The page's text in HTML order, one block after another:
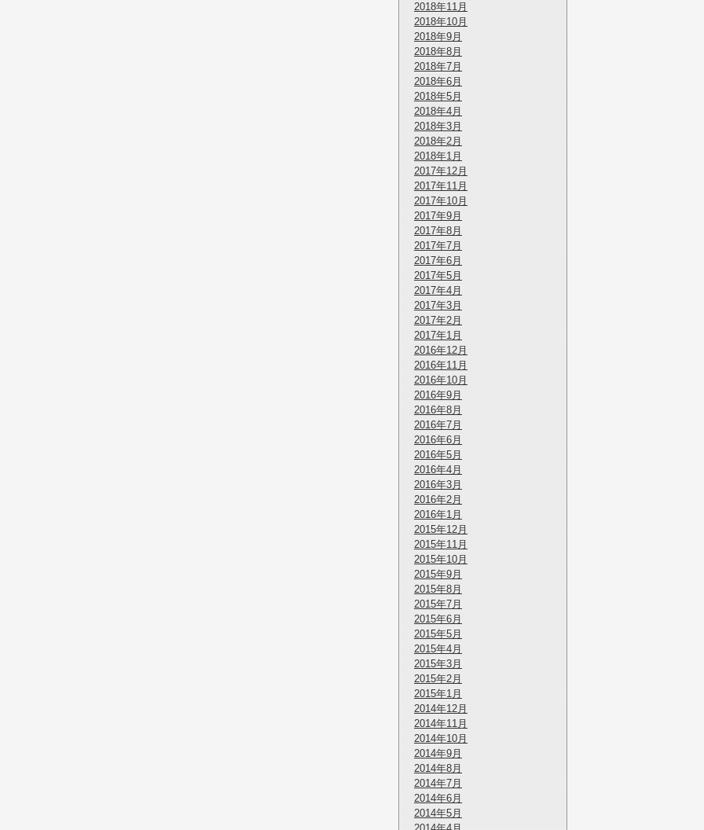
2018年11月
2018年10月
2018年9月
2018年8月
2018年7月
2018年6月
2018年5月
2018年4月
2018年3月
2018年2月
2018年1月
2017年12月
2017年11月
2017年10月
2017年9月
2017年8月
2017年7月
2017年6月
2017年5月
2017年4月
2017年3月
2017年2月
2017年1月
2016年12月
2016年11月
2016年10月
2016年9月
2016年8月
2016年7月
2016年6月
2016年5月
2016年4月
2016年3月
2016年2月
2016年1月
2015年12月
2015年11月
2015年10月
2015年9月
2015年8月
2015年7月
2015年6月
2015年5月
2015年4月
2015年3月
2015年2月
2015年1月
2014年12月
2014年11月
2014年10月
2014年9月
2014年8月
2014年7月
2014年6月
2014年5月